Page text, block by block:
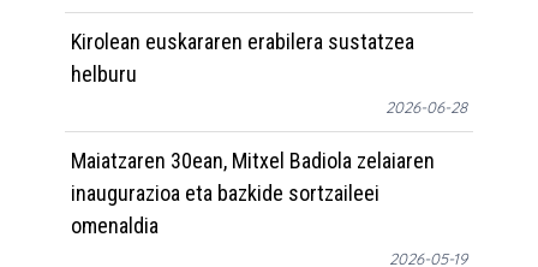
Kirolean euskararen erabilera sustatzea
helburu
2026-06-28
Maiatzaren 30ean, Mitxel Badiola zelaiaren
inaugurazioa eta bazkide sortzaileei
omenaldia
2026-05-19